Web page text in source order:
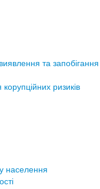
та запобігання
ризиків
населення